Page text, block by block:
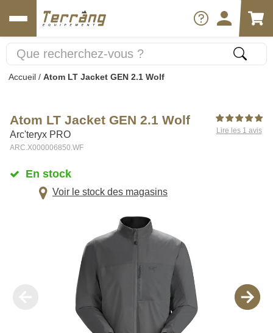
Accueil / Atom LT Jacket GEN 2.1 Wolf
Atom LT Jacket GEN 2.1 Wolf
Arc'teryx PRO
ARC.X000006850.WF
Lire les 1 avis
En stock
Voir le stock des magasins